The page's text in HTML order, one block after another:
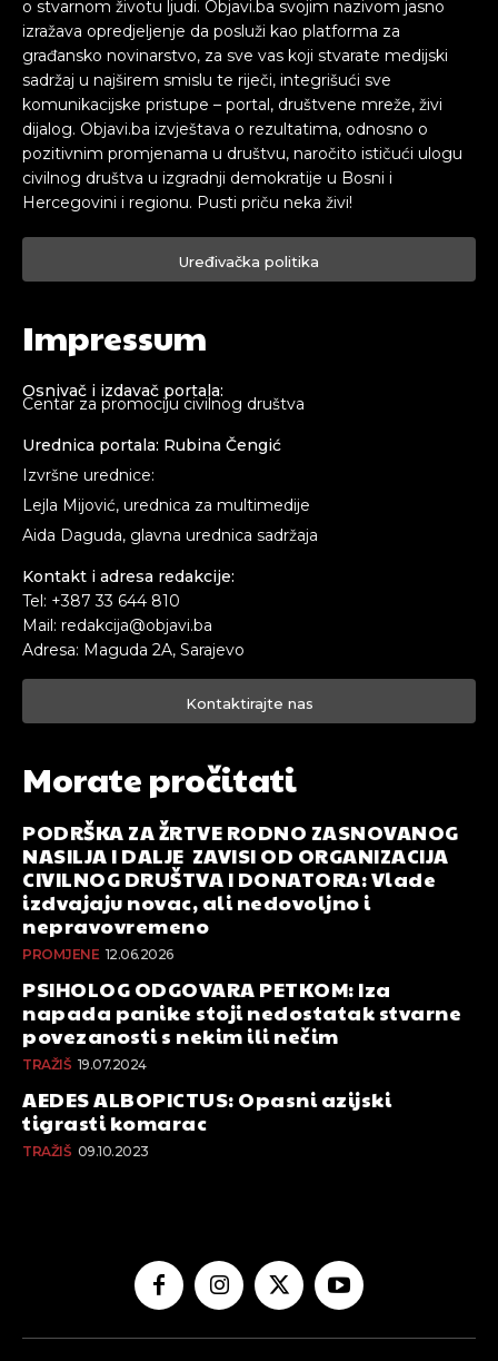
o stvarnom životu ljudi. Objavi.ba svojim nazivom jasno
izražava opredjeljenje da posluži kao platforma za
građansko novinarstvo, za sve vas koji stvarate medijski
sadržaj u najširem smislu te riječi, integrišući sve
komunikacijske pristupe – portal, društvene mreže, živi
dijalog. Objavi.ba izvještava o rezultatima, odnosno o
pozitivnim promjenama u društvu, naročito ističući ulogu
civilnog društva u izgradnji demokratije u Bosni i
Hercegovini i regionu. Pusti priču neka živi!
Uređivačka politika
Impressum
Osnivač i izdavač portala:
Centar za promociju civilnog društva
Urednica portala: Rubina Čengić
Izvršne urednice:
Lejla Mijović, urednica za multimedije
Aida Daguda, glavna urednica sadržaja
Kontakt i adresa redakcije:
Tel: +387 33 644 810
Mail: redakcija@objavi.ba
Adresa: Maguda 2A, Sarajevo
Kontaktirajte nas
Morate pročitati
PODRŠKA ZA ŽRTVE RODNO ZASNOVANOG
NASILJA I DALJE ZAVISI OD ORGANIZACIJA
CIVILNOG DRUŠTVA I DONATORA: Vlade
izdvajaju novac, ali nedovoljno i
nepravovremeno
PROMJENE 12.06.2026
PSIHOLOG ODGOVARA PETKOM: Iza
napada panike stoji nedostatak stvarne
povezanosti s nekim ili nečim
TRAŽIŠ 19.07.2024
AEDES ALBOPICTUS: Opasni azijski
tigrasti komarac
TRAŽIŠ 09.10.2023